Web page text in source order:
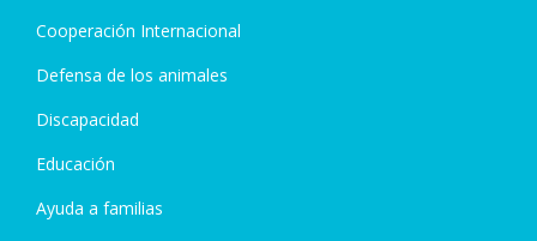
Cooperación Internacional
Defensa de los animales
Discapacidad
Educación
Ayuda a familias